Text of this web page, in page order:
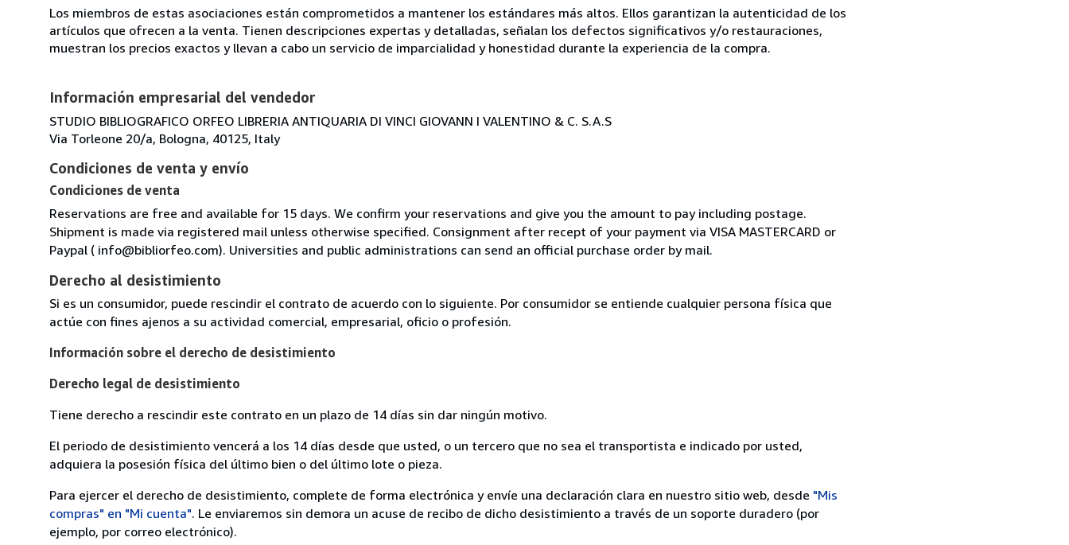
Los miembros de estas asociaciones están comprometidos a mantener los estándares más altos. Ellos garantizan la autenticidad de los
artículos que ofrecen a la venta. Tienen descripciones expertas y detalladas, señalan los defectos significativos y/o restauraciones,
muestran los precios exactos y llevan a cabo un servicio de imparcialidad y honestidad durante la experiencia de la compra.
Información empresarial del vendedor
STUDIO BIBLIOGRAFICO ORFEO LIBRERIA ANTIQUARIA DI VINCI GIOVANN I VALENTINO & C. S.A.S
Via Torleone 20/a, Bologna, 40125, Italy
Condiciones de venta y envío
Condiciones de venta
Reservations are free and available for 15 days. We confirm your reservations and give you the amount to pay including postage.
Shipment is made via registered mail unless otherwise specified. Consignment after recept of your payment via VISA MASTERCARD or
Paypal ( info@bibliorfeo.com). Universities and public administrations can send an official purchase order by mail.
Derecho al desistimiento
Si es un consumidor, puede rescindir el contrato de acuerdo con lo siguiente. Por consumidor se entiende cualquier persona física que
actúe con fines ajenos a su actividad comercial, empresarial, oficio o profesión.
Información sobre el derecho de desistimiento
Derecho legal de desistimiento
Tiene derecho a rescindir este contrato en un plazo de 14 días sin dar ningún motivo.
El periodo de desistimiento vencerá a los 14 días desde que usted, o un tercero que no sea el transportista e indicado por usted,
adquiera la posesión física del último bien o del último lote o pieza.
Para ejercer el derecho de desistimiento, complete de forma electrónica y envíe una declaración clara en nuestro sitio web, desde "Mis
compras" en "Mi cuenta". Le enviaremos sin demora un acuse de recibo de dicho desistimiento a través de un soporte duradero (por
ejemplo, por correo electrónico).